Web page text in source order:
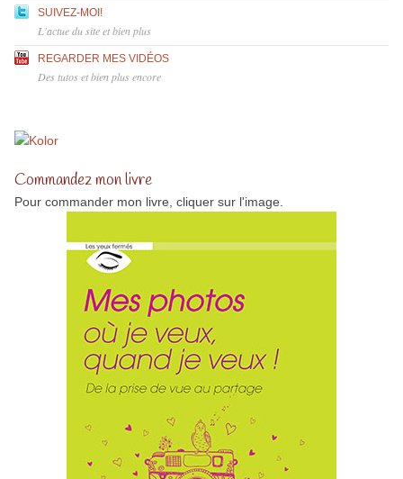
SUIVEZ-MOI!
L'actue du site et bien plus
REGARDER MES VIDÉOS
Des tutos et bien plus encore
Commandez mon livre
Pour commander mon livre, cliquer sur l'image.